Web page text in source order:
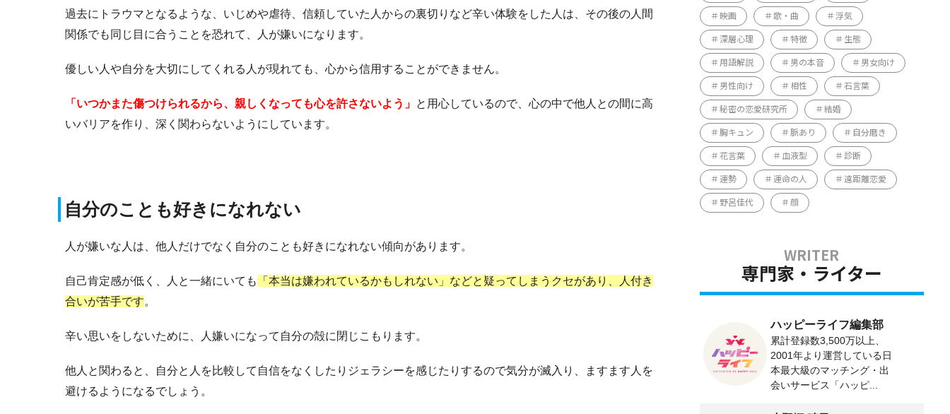
過去にトラウマとなるような、いじめや虐待、信頼していた人からの裏切りなど辛い体験をした人は、その後の人間
関係でも同じ目に合うことを恐れて、人が嫌いになります。
優しい人や自分を大切にしてくれる人が現れても、心から信用することができません。
「いつかまた傷つけられるから、親しくなっても心を許さないよう」 と用心しているので、心の中で他人との間に高
いバリアを作り、深く関わらないようにしています。
自分のことも好きになれない
人が嫌いな人は、他人だけでなく自分のことも好きになれない傾向があります。
自己肯定感が低く、人と一緒にいても
「本当は嫌われているかもしれない」などと疑ってしまうクセがあり、人付き
合いが苦手です。
辛い思いをしないために、人嫌いになって自分の殻に閉じこもります。
他人と関わると、自分と人を比較して自信をなくしたりジェラシーを感じたりするので気分が滅入り、ますます人を
避けるようになるでしょう。
映画 歌・曲 浮気
深層心理 特徴 生態
用語解説 男の本音 男女向け
男性向け 相性 石言葉
秘密の恋愛研究所 結婚
胸キュン 脈あり 自分磨き
花言葉 血液型 診断
運勢 運命の人 遠距離恋愛
野呂佳代 顔
専門家・ライター
ハッピーライフ編集部
累計登録数3,500万以上、
2001年より運営している日
本最大級のマッチング・出
会いサービス「ハッピ...